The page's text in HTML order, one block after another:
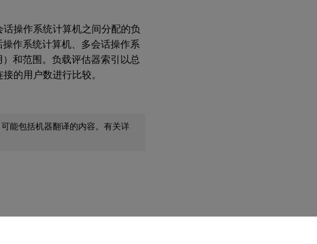
操作系统计算机之间分配的负
作系统计算机、多会话操作系
和范围。负载评估器索引以总
的用户数进行比较。
能包括机器翻译的内容。有关详